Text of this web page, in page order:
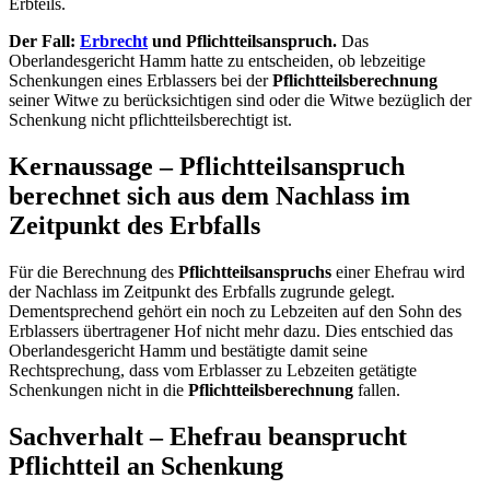
Erbteils.
Der Fall: Erbrecht und Pflichtteilsanspruch. Das
Oberlandesgericht Hamm hatte zu entscheiden, ob lebzeitige
Schenkungen eines Erblassers bei derPflichtteilsberechnung
seiner Witwe zu berücksichtigen sind oder die Witwe bezüglich der
Schenkung nicht pflichtteilsberechtigt ist.
Kernaussage – Pflichtteilsanspruch
berechnet sich aus dem Nachlass im
Zeitpunkt des Erbfalls
Für die Berechnung des Pflichtteilsanspruchs einer Ehefrau wird
der Nachlass im Zeitpunkt des Erbfalls zugrunde gelegt.
Dementsprechend gehört ein noch zu Lebzeiten auf den Sohn des
Erblassers übertragener Hof nicht mehr dazu. Dies entschied das
Oberlandesgericht Hamm und bestätigte damit seine
Rechtsprechung, dass vom Erblasser zu Lebzeiten getätigte
Schenkungen nicht in die Pflichtteilsberechnung fallen.
Sachverhalt – Ehefrau beansprucht
Pflichtteil an Schenkung